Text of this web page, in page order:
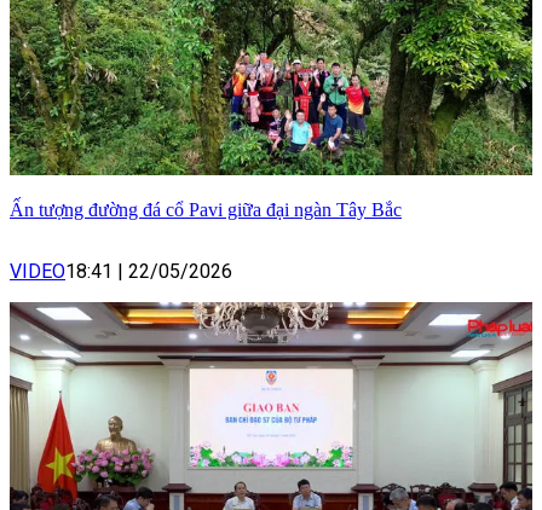
Ấn tượng đường đá cổ Pavi giữa đại ngàn Tây Bắc
VIDEO18:41 22/05/2026